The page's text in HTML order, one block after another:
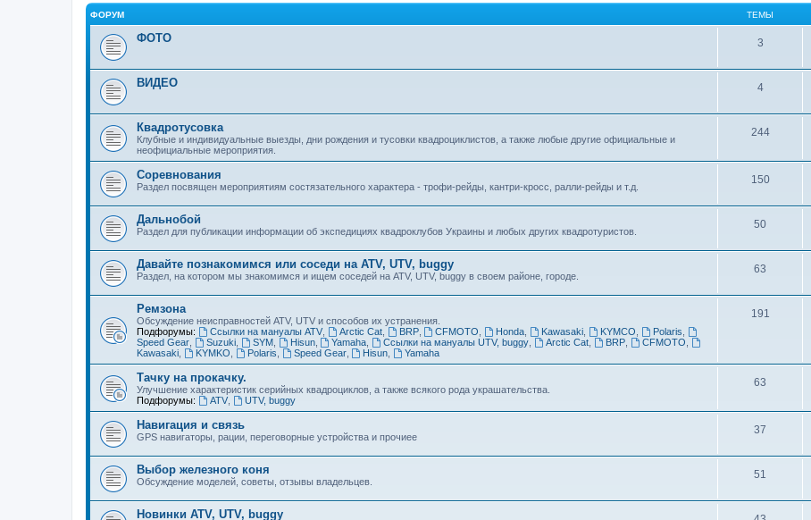
ФОРУМ ТЕМЫ
ФОТО 3
ВИДЕО 4
Квадротусовка
Клубные и индивидуальные выезды, дни рождения и тусовки квадроциклистов, а также любые другие официальные и
неофициальные мероприятия.
244
Соревнования
Раздел посвящен мероприятиям состязательного характера - трофи-рейды, кантри-кросс, ралли-рейды и т.д.
150
Дальнобой
Раздел для публикации информации об экспедициях квадроклубов Украины и любых других квадротуристов.
50
Давайте познакомимся или соседи на ATV, UTV, buggy
Раздел, на котором мы знакомимся и ищем соседей на ATV, UTV, buggy в своем районе, городе.
63
Ремзона
Обсуждение неисправностей ATV, UTV и способов их устранения.
Подфорумы:
Ссылки на мануалы ATV, Arctic Cat, BRP, CFMOTO Honda Kawasaki KYMCO Polaris
Speed Gear
Suzuki, SYM, Hisun, Yamaha Ссылки на мануалы UTV, buggy Arctic Cat BRP, CFMOTO
Kawasaki
KYMKO Polaris Speed Gear, Hisun Yamaha
191
Тачку на прокачку.
Улучшение характеристик серийных квадроциклов, а также всякого рода украшательства.
Подфорумы:
ATV, UTV, buggy
63
Навигация и связь
GPS навигаторы, рации, переговорные устройства и прочиее
37
Выбор железного коня
Обсуждение моделей, советы, отзывы владельцев.
51
Новинки ATV, UTV, buggy